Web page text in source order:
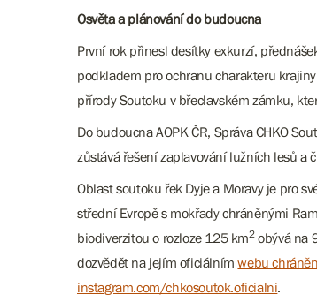
Osvěta a plánování do budoucna
První rok přinesl desítky exkurzí,
podkladem pro ochranu charakteru
přírody Soutoku v břeclavském zámku,
Do budoucna AOPK ČR, Správa CHKO
zůstává řešení zaplavování lužních lesů a
Oblast soutoku řek Dyje a Moravy je pro
střední Evropě s mokřady chráněnými
biodiverzitou o rozloze 125 km2obývá na
dozvědět na jejím oficiálnímwebu
instagram.com/chkosoutok.oficialni.